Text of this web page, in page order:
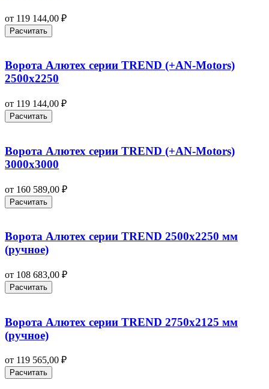
от 119 144,00 ₽
Расчитать
Ворота Алютех серии TREND (+AN‑Motors)
2500х2250
от 119 144,00 ₽
Расчитать
Ворота Алютех серии TREND (+AN‑Motors)
3000х3000
от 160 589,00 ₽
Расчитать
Ворота Алютех серии TREND 2500х2250 мм
(ручное)
от 108 683,00 ₽
Расчитать
Ворота Алютех серии TREND 2750х2125 мм
(ручное)
от 119 565,00 ₽
Расчитать